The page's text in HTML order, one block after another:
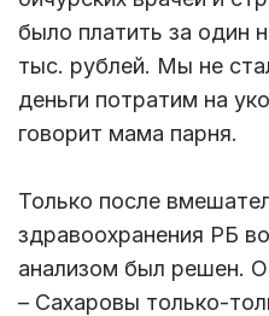
было платить за один
тыс. рублей. Мы не
деньги потратим на
говорит мама парня.
Только после
здравоохранения РБ
анализом был решен.
– Сахаровы только-